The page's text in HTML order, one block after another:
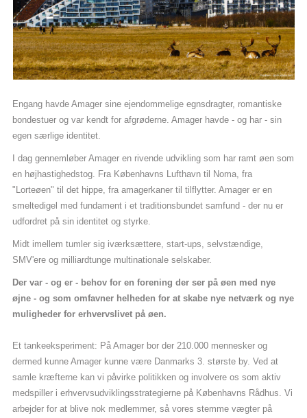
Bliv medlem
Engang havde Amager sine ejendommelige egnsdragter, romantiske
bondestuer og var kendt for afgrøderne. Amager havde - og har - sin
egen særlige identitet.
I dag gennemløber Amager en rivende udvikling som har ramt øen som
en højhastighedstog. Fra Københavns Lufthavn til Noma, fra
"Lorteøen" til det hippe, fra amagerkaner til tilflytter. Amager er en
smeltedigel med fundament i et traditionsbundet samfund - der nu er
udfordret på sin identitet og styrke.
Midt imellem tumler sig iværksættere, start-ups, selvstændige,
SMV'ere og milliardtunge multinationale selskaber.
Der var - og er - behov for en forening der ser på øen med nye
øjne - og som omfavner helheden for at skabe nye netværk og nye
muligheder for erhvervslivet på øen.
Et tankeeksperiment: På Amager bor der 210.000 mennesker og
dermed kunne Amager kunne være Danmarks 3. største by. Ved at
samle kræfterne kan vi påvirke politikken og involvere os som aktiv
medspiller i erhvervsudviklingsstrategierne på Københavns Rådhus. Vi
arbejder for at blive nok medlemmer, så vores stemme vægter på